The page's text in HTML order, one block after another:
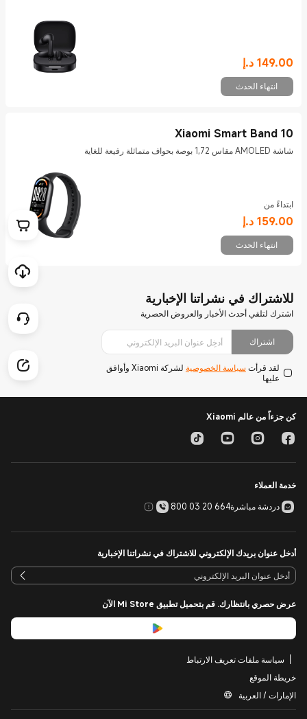
149.00 د.إ
Current Price د.إ149
انتهاء الحدث
Xiaomi Smart Band 10
شاشة AMOLED مقاس 1,72 بوصة بحواف متماثلة رفيعة للغاية
ابتداءً من
159.00 د.إ
Current Price د.إ159
انتهاء الحدث
للاشتراك في نشراتنا الإخبارية
اشترك لتلقي أحدث الأخبار والعروض الحصرية
اشتراك
لقد قرأت سياسة الخصوصية
لشركة Xiaomi وأوافق
عليها
كن جزءاً من عالم Xiaomi
خدمة العملاء
دردشة مباشرة800 03 20 664
أدخل عنوان بريدك الإلكتروني للاشتراك في نشراتنا الإخبارية
عرض حصري بانتظارك. قم بتحميل تطبيق Mi Store الآن
سياسة ملفات تعريف الارتباط
خريطة الموقع
الإمارات / العربية